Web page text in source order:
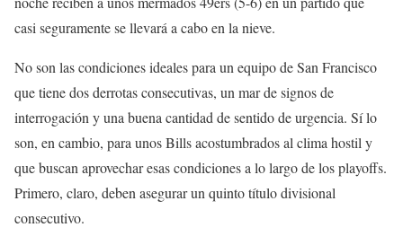
casi seguramente se llevará a cabo en la nieve.
No son las condiciones ideales para un equipo de San Francisco
que tiene dos derrotas consecutivas, un mar de signos de
interrogación y una buena cantidad de sentido de urgencia. Sí lo
son, en cambio, para unos Bills acostumbrados al clima hostil y
que buscan aprovechar esas condiciones a lo largo de los playoffs.
Primero, claro, deben asegurar un quinto título divisional
consecutivo.